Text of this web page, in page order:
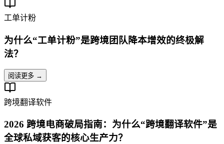
工单计粉
为什么“工单计粉”是跨境团队降本增效的终极解
法？
阅读更多 →
跨境翻译软件
2026 跨境电商破局指南：为什么“跨境翻译软件”是
全球私域获客的核心生产力？